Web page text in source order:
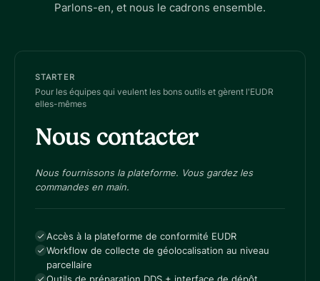
Parlons-en, et nous le cadrons ensemble.
STARTER
Pour les équipes qui veulent les bons outils et gèrent l'EUDR
elles-mêmes
Nous contacter
Nous fournissons la plateforme. Vous gardez les
commandes en main.
Accès à la plateforme de conformité EUDR
Workflow de collecte de géolocalisation au niveau
parcellaire